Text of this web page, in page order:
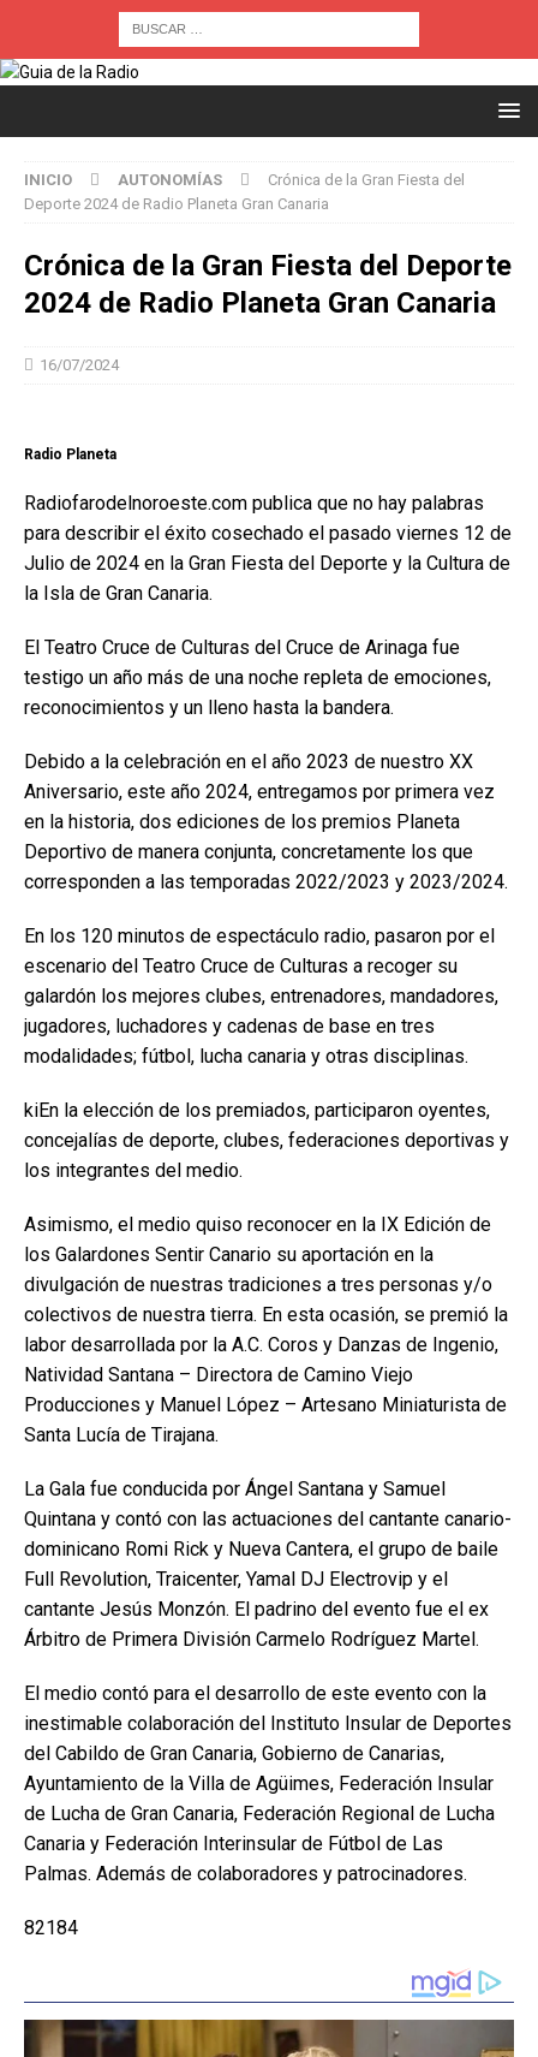
INICIO AUTONOMÍAS
Crónica de la Gran Fiesta del
Deporte 2024 de Radio Planeta Gran Canaria
Crónica de la Gran Fiesta del Deporte
2024 de Radio Planeta Gran Canaria
16/07/2024
Radio Planeta
Radiofarodelnoroeste.com publica que no hay palabras
para describir el éxito cosechado el pasado viernes 12 de
Julio de 2024 en la Gran Fiesta del Deporte y la Cultura de
la Isla de Gran Canaria.
El Teatro Cruce de Culturas del Cruce de Arinaga fue
testigo un año más de una noche repleta de emociones,
reconocimientos y un lleno hasta la bandera.
Debido a la celebración en el año 2023 de nuestro XX
Aniversario, este año 2024, entregamos por primera vez
en la historia, dos ediciones de los premios Planeta
Deportivo de manera conjunta, concretamente los que
corresponden a las temporadas 2022/2023 y 2023/2024.
En los 120 minutos de espectáculo radio, pasaron por el
escenario del Teatro Cruce de Culturas a recoger su
galardón los mejores clubes, entrenadores, mandadores,
jugadores, luchadores y cadenas de base en tres
modalidades; fútbol, lucha canaria y otras disciplinas.
kiEn la elección de los premiados, participaron oyentes,
concejalías de deporte, clubes, federaciones deportivas y
los integrantes del medio.
Asimismo, el medio quiso reconocer en la IX Edición de
los Galardones Sentir Canario su aportación en la
divulgación de nuestras tradiciones a tres personas y/o
colectivos de nuestra tierra. En esta ocasión, se premió la
labor desarrollada por la A.C. Coros y Danzas de Ingenio,
Natividad Santana – Directora de Camino Viejo
Producciones y Manuel López – Artesano Miniaturista de
Santa Lucía de Tirajana.
La Gala fue conducida por Ángel Santana y Samuel
Quintana y contó con las actuaciones del cantante canario-
dominicano Romi Rick y Nueva Cantera, el grupo de baile
Full Revolution, Traicenter, Yamal DJ Electrovip y el
cantante Jesús Monzón. El padrino del evento fue el ex
Árbitro de Primera División Carmelo Rodríguez Martel.
El medio contó para el desarrollo de este evento con la
inestimable colaboración del Instituto Insular de Deportes
del Cabildo de Gran Canaria, Gobierno de Canarias,
Ayuntamiento de la Villa de Agüimes, Federación Insular
de Lucha de Gran Canaria, Federación Regional de Lucha
Canaria y Federación Interinsular de Fútbol de Las
Palmas. Además de colaboradores y patrocinadores.
82184